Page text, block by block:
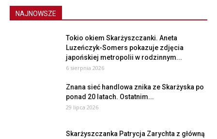
NAJNOWSZE
Tokio okiem Skarżyszczanki. Aneta
Luzeńczyk-Somers pokazuje zdjęcia
japońskiej metropolii w rodzinnym...
6 sierpnia 2026
Znana sieć handlowa znika ze Skarżyska po
ponad 20 latach. Ostatnim...
29 lipca 2026
Skarżyszczanka Patrycja Zarychta z główną